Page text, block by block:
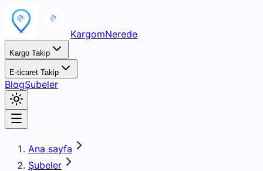
KargomNerede
Kargo Takip
E-ticaret Takip
BlogŞubeler
Ana sayfa
Şubeler